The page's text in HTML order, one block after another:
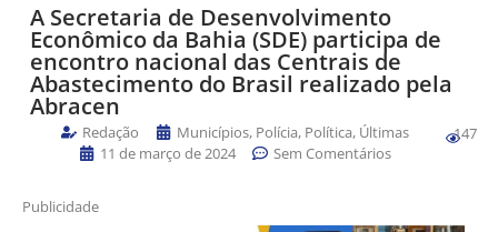
A Secretaria de Desenvolvimento
Econômico da Bahia (SDE) participa de
encontro nacional das Centrais de
Abastecimento do Brasil realizado pela
Abracen
Redação Municípios, Polícia, Política, Últimas
11 de março de 2024
Sem Comentários
147
Publicidade